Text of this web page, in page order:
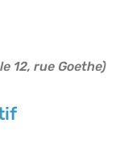
12, rue Goethe)